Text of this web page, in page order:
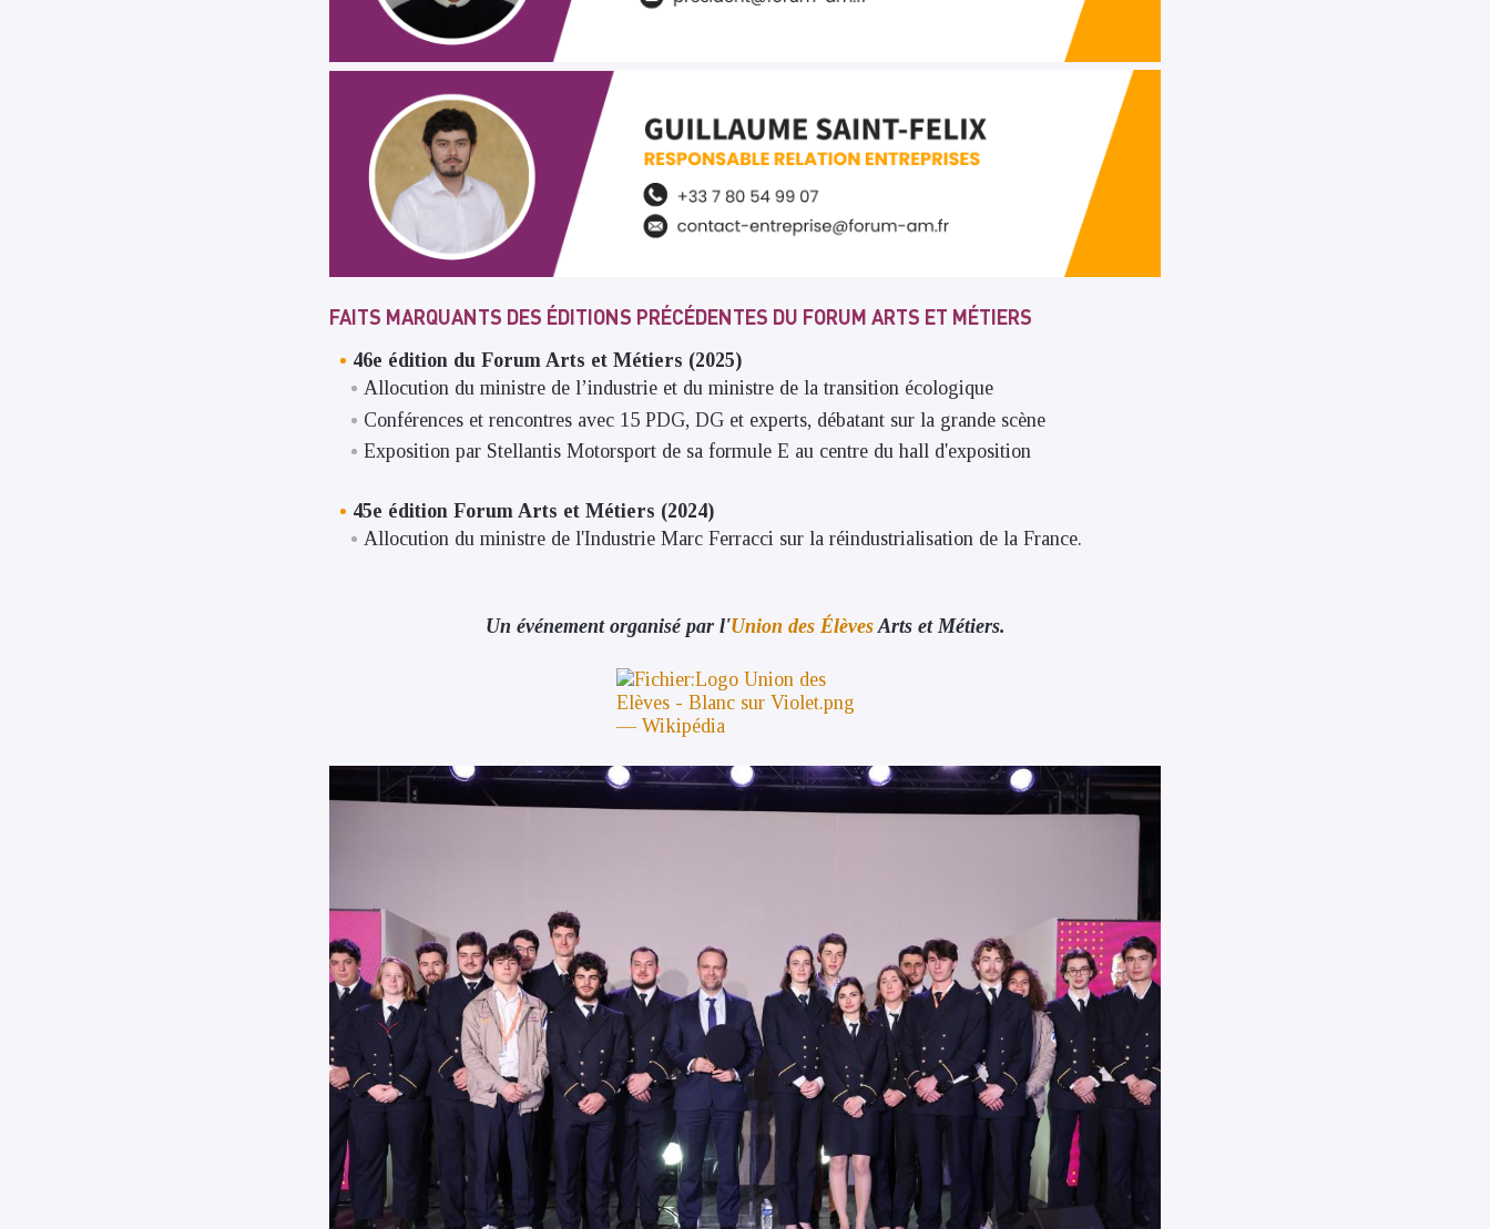
FAITS MARQUANTS DES ÉDITIONS PRÉCÉDENTES DU FORUM ARTS ET MÉTIERS
46e édition du Forum Arts et Métiers (2025)
Allocution du ministre de l’industrie et du ministre de la transition écologique
Conférences et rencontres avec 15 PDG, DG et experts, débatant sur la grande scène
Exposition par Stellantis Motorsport de sa formule E au centre du hall d'exposition
45e édition Forum Arts et Métiers (2024)
Allocution du ministre de l'Industrie Marc Ferracci sur la réindustrialisation de la France.
Un événement organisé par l'Union des ÉlèvesArts et Métiers.